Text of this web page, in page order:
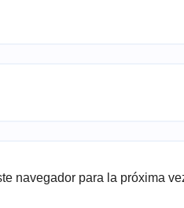
navegador para la próxima